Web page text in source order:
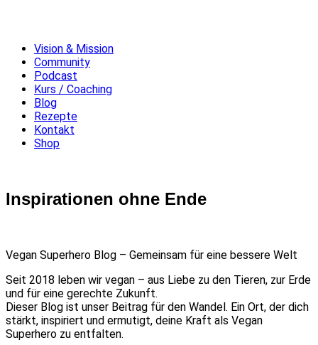
Vision & Mission
Community
Podcast
Kurs / Coaching
Blog
Rezepte
Kontakt
Shop
Inspirationen ohne Ende
Vegan Superhero Blog – Gemeinsam für eine bessere Welt
Seit 2018 leben wir vegan – aus Liebe zu den Tieren, zur Erde
und für eine gerechte Zukunft.
Dieser Blog ist unser Beitrag für den Wandel. Ein Ort, der dich
stärkt, inspiriert und ermutigt, deine Kraft als Vegan
Superhero zu entfalten.